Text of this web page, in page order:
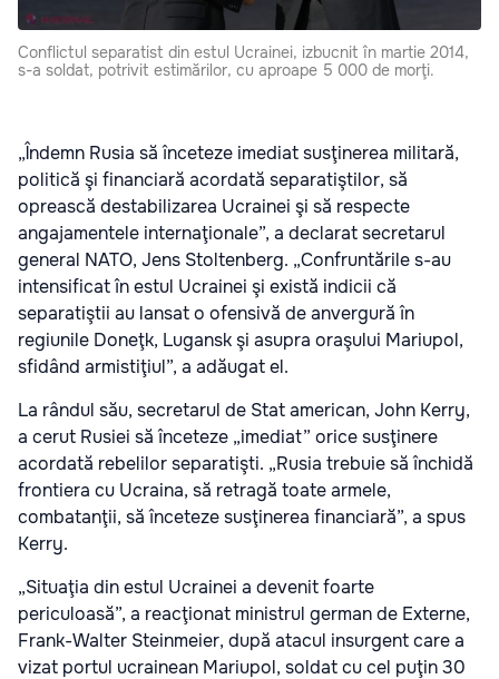
Conflictul separatist din estul Ucrainei, izbucnit în martie 2014,
s-a soldat, potrivit estimărilor, cu aproape 5 000 de morţi.
„Îndemn Rusia să înceteze imediat susţinerea militară,
politică şi financiară acordată separatiştilor, să
oprească destabilizarea Ucrainei şi să respecte
angajamentele internaţionale”, a declarat secretarul
general NATO, Jens Stoltenberg. „Confruntările s-au
intensificat în estul Ucrainei şi există indicii că
separatiştii au lansat o ofensivă de anvergură în
regiunile Doneţk, Lugansk şi asupra oraşului Mariupol,
sfidând armistiţiul”, a adăugat el.
La rândul său, secretarul de Stat american, John Kerry,
a cerut Rusiei să înceteze „imediat” orice susţinere
acordată rebelilor separatişti. „Rusia trebuie să închidă
frontiera cu Ucraina, să retragă toate armele,
combatanţii, să înceteze susţinerea financiară”, a spus
Kerry.
„Situaţia din estul Ucrainei a devenit foarte
periculoasă”, a reacţionat ministrul german de Externe,
Frank-Walter Steinmeier, după atacul insurgent care a
vizat portul ucrainean Mariupol, soldat cu cel puţin 30